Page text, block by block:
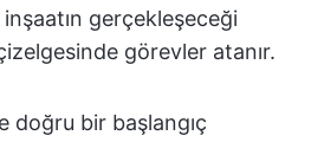
gerçekleşeceği
görevler atanır.
doğru bir başlangıç